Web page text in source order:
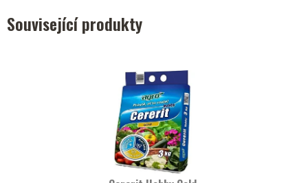
Související produkty